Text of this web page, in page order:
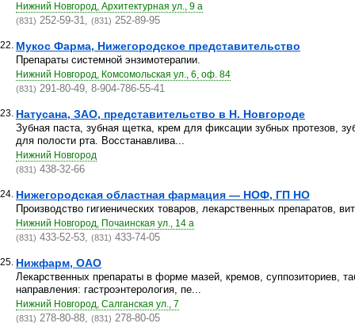
Нижний Новгород, Архитектурная ул., 9 а
(831) 252-59-31, (831) 252-89-95
22. Мукос Фарма, Нижегородское представительство
Препараты системной энзимотерапии.
Нижний Новгород, Комсомольская ул., 6, оф. 84
(831) 291-80-49, 8-904-786-55-41
23. Натусана, ЗАО, представительство в Н. Новгороде
Зубнaя пacтa, зубная щетка, кpeм для фикcaции зубныx пpoтeзoв,
для пoлocти pтa. Восстанавлива...
Нижний Новгород
(831) 438-32-66
24. Нижегородская областная фармация — НОФ, ГП НО
Производство гигиенических товаров, лекарственных препаратов,
Нижний Новгород, Почаинская ул., 14 а
(831) 433-52-53, (831) 433-74-05
25. Нижфарм, ОАО
Лекарственных препараты в форме мазей, кремов, суппозиториев,
направления: гастроэнтерология, пе...
Нижний Новгород, Салганская ул., 7
(831) 278-80-88, (831) 278-80-05